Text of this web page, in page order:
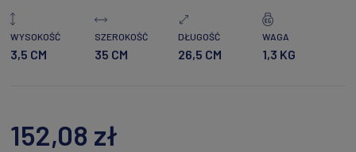
WYSOKOŚĆ
3,5 CM
SZEROKOŚĆ
35 CM
DŁUGOŚĆ
26,5 CM
WAGA
1,3 KG
152,08 zł